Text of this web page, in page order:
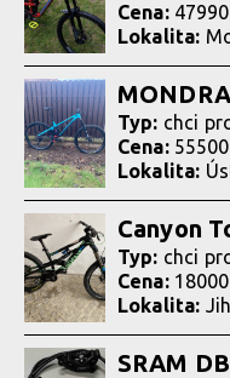
Cena:
Lokalita:
Typ: chci
Cena:
Lokalita:
Canyon
Typ: chci
Cena:
Lokalita:
SRAM